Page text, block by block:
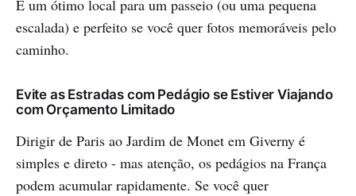
É um ótimo local para um passeio (ou uma pequena
escalada) e perfeito se você quer fotos memoráveis pelo
caminho.
Evite as Estradas com Pedágio se Estiver Viajando
com Orçamento Limitado
Dirigir de Paris ao Jardim de Monet em Giverny é
simples e direto - mas atenção, os pedágios na França
podem acumular rapidamente. Se você quer